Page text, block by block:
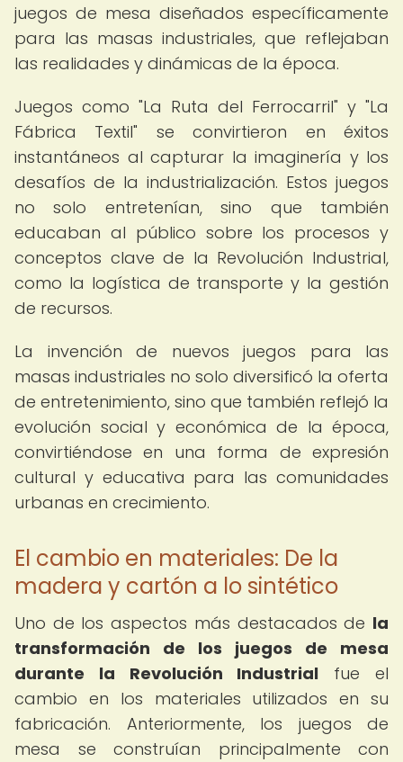
juegos de mesa diseñados específicamente
para las masas industriales, que reflejaban
las realidades y dinámicas de la época.
Juegos como "La Ruta del Ferrocarril" y "La
Fábrica Textil" se convirtieron en éxitos
instantáneos al capturar la imaginería y los
desafíos de la industrialización. Estos juegos
no solo entretenían, sino que también
educaban al público sobre los procesos y
conceptos clave de la Revolución Industrial,
como la logística de transporte y la gestión
de recursos.
La invención de nuevos juegos para las
masas industriales no solo diversificó la oferta
de entretenimiento, sino que también reflejó la
evolución social y económica de la época,
convirtiéndose en una forma de expresión
cultural y educativa para las comunidades
urbanas en crecimiento.
El cambio en materiales: De la
madera y cartón a lo sintético
Uno de los aspectos más destacados de la
transformación de los juegos de mesa
durante la Revolución Industrial fue el
cambio en los materiales utilizados en su
fabricación. Anteriormente, los juegos de
mesa se construían principalmente con